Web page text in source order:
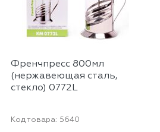
Френчпресс 800мл
(нержавеющая сталь,
стекло) 0772L
Код товара: 5640